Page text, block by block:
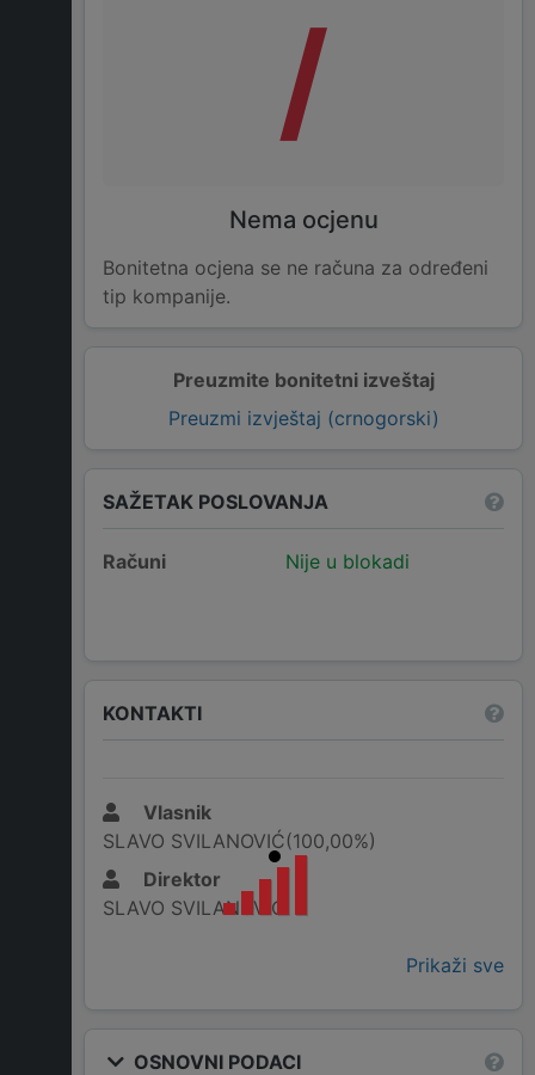
Preuzmite bonitetni izveštaj
Preuzmi izvještaj (crnogorski)
/
Nema ocjenu
Bonitetna ocjena se ne računa za određeni
tip kompanije.
SAŽETAK POSLOVANJA
Računi Nije u blokadi
KONTAKTI
Vlasnik
SLAVO SVILANOVIĆ(100,00%)
Direktor
SLAVO SVILANOVIĆ
Prikaži sve
OSNOVNI PODACI